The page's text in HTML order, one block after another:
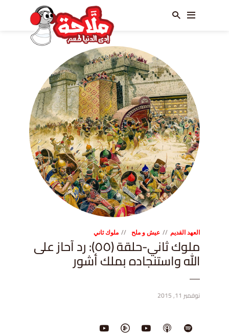
العهد القديم عيش و ملح ملوك ثاني
ملوك ثاني-حلقة (٥٥): رد آحاز على
الله واستنجاده بملك أشور
نوفمبر 11, 2015